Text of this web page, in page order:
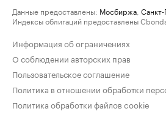
Данные предоставлены: Мосбиржа
Индексы облигаций предоставлены
Информация об ограничениях
О соблюдении авторских прав
Пользовательское соглашение
Политика в отношении обработки
Политика обработки файлов cookie